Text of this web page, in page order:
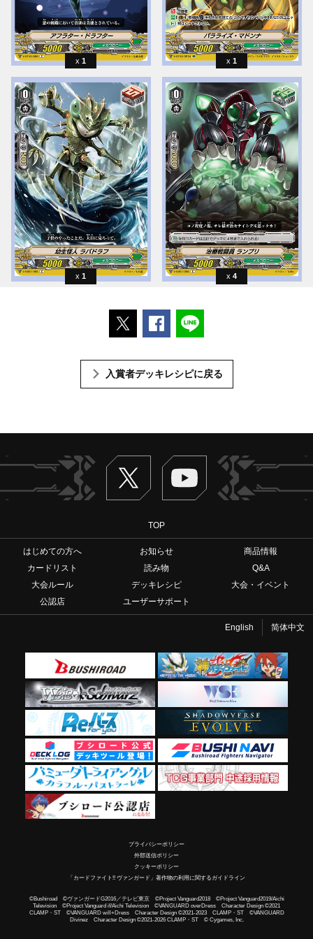
1 1
1 4
ポストするFacebookでシェアする
入賞者デッキレシピに戻る
Twitter ヴァンガードch
TOP
はじめての方へ お知らせ
商品情報
カードリスト
読み物
Q&A
大会ルール
デッキレシピ
大会・イベント
公認店
ユーザーサポート
English 简体中文
プライバシーポリシー
外部送信ポリシー
クッキーポリシー
「カードファイト!! ヴァンガード」著作物の利用に関するガイドライン
©Bushiroad ©ヴァンガードG2016／テレビ東京 ©Project Vanguard2018 ©Project Vanguard2019/Aichi
Television ©Project Vanguard if/Aichi Television ©VANGUARD overDress Character Design ©2021
CLAMP・ST ©VANGUARD will+Dress Character Design ©2021-2023 CLAMP・ST ©VANGUARD
Divinez Character Design ©2021-2026 CLAMP・ST © Cygames, Inc.